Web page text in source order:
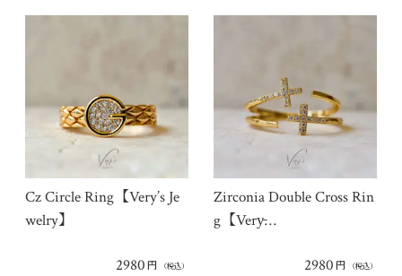
Cz Circle Ring【Very’s Je
welry】
2980 円 （税込）
Zirconia Double Cross Rin
g【Very̵…
2980 円 （税込）